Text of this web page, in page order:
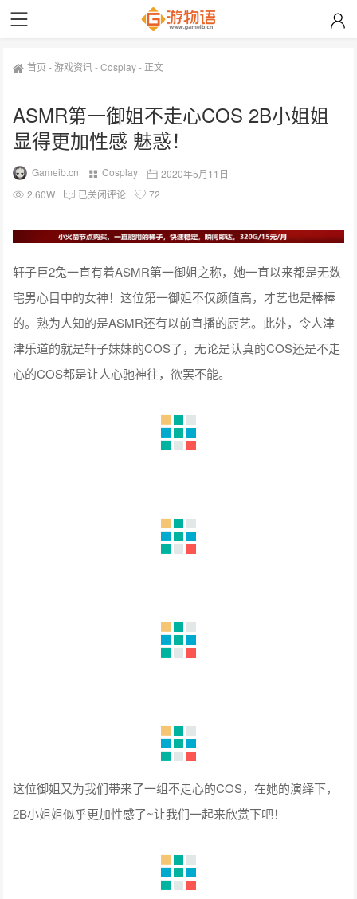
首页 -游戏资讯-Cosplay- 正文
ASMR第一御姐不走心COS 2B小姐姐
显得更加性感 魅惑！
Gameib.cn Cosplay
2020年5月11日
2.60W
已关闭评论 72
轩子巨2兔一直有着ASMR第一御姐之称，她一直以来都是无数
宅男心目中的女神！这位第一御姐不仅颜值高，才艺也是棒棒
的。熟为人知的是ASMR还有以前直播的厨艺。此外，令人津
津乐道的就是轩子妹妹的COS了，无论是认真的COS还是不走
心的COS都是让人心驰神往，欲罢不能。
这位御姐又为我们带来了一组不走心的COS，在她的演绎下，
2B小姐姐似乎更加性感了~让我们一起来欣赏下吧！